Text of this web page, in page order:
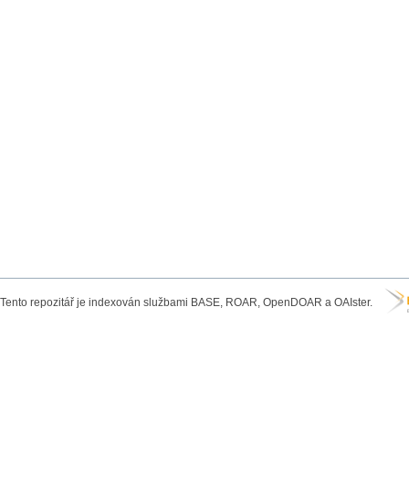
Tento repozitář je indexován službami BASE, ROAR, OpenDOAR a OAIster.